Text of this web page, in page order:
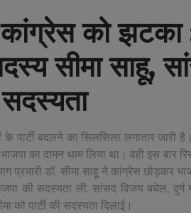
को झटका
सीमा साहू,
के पार्टी बदलने का सिलसिला लगातार
का दामन थाम लिया था। वही इस बार
प्रभारी डॉ. सीमा साहू ने कांग्रेस छोड़कर
की सदस्यता ली. सांसद विजय बघेल, दुर्ग
को पार्टी की सदस्यता दिलाई।